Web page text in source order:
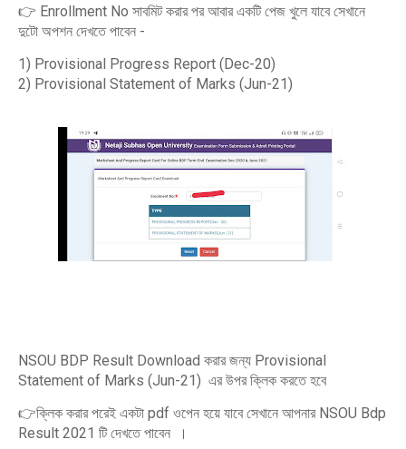
👉 Enrollment No সাবমিট করার পর আবার একটি পেজ খুলে যাবে সেখানে
দুটো অপশন দেখতে পাবেন -
1) Provisional Progress Report (Dec-20)
2) Provisional Statement of Marks (Jun-21)
NSOU BDP Result Download করার জন্য Provisional
Statement of Marks (Jun-21) এর উপর ক্লিক করতে হবে
👉ক্লিক করার পরেই একটা pdf ওপেন হয়ে যাবে সেখানে আপনার NSOU Bdp
Result 2021 টি দেখতে পাবেন ।